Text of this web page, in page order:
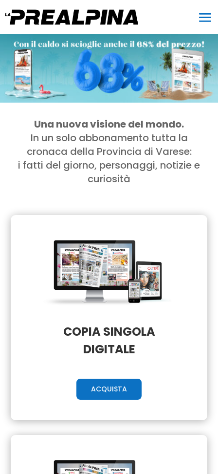
Una nuova visione del mondo.
In un solo abbonamento tutta la
cronaca della Provincia di Varese:
i fatti del giorno, personaggi, notizie e
curiosità
COPIA SINGOLA
DIGITALE
ACQUISTA